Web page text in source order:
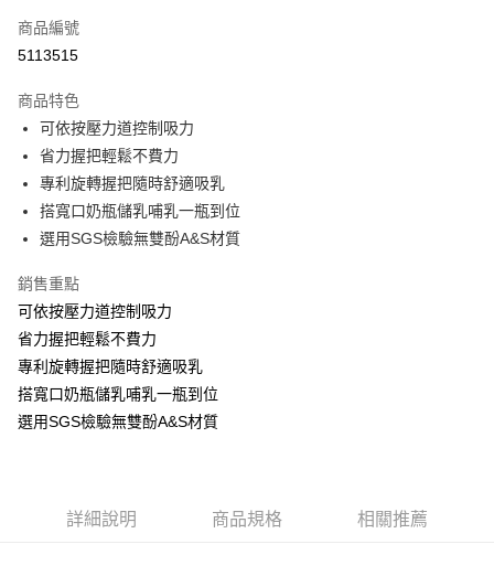
2.付款方式選擇「大哥付你分期」，訂單成立後會自動跳轉到大哥付的交易
流程，驗證手機門號後，選擇欲分期的期數、繳款截止日，確認付款後即完
3.實際核准額度、可分期數及費用金額請依後續交易確認頁面所載為準。
4.訂單成立30分鐘內，如未前往確認交易或遇審核未通過，訂單將自動取
消。如遇「轉專審核」未通過狀況，表示未達大哥付你分期系統評分，恕無
法說明評估內容。
1.分期款項不併入電信帳單，「大哥付你分期」於每月結算日後寄送繳費提
醒簡訊。
2.透過簡訊連結打開帳單後，可選擇「超商條碼／台灣大直營門市／銀行轉
帳／街口支付／iPASS MONEY」等通路繳費。
【注意事項】
1.本服務係由「台灣大哥大股份有限公司」（以下簡稱本公司）所提供，讓
用戶於交易時，得透過本服務購買商品或服務，並由商店將買賣／分期付款
買賣價金債權讓與本公司後，依約使用本公司帳單繳交帳款。
2.基於同意付款使用「大哥付你分期」之契約關係目的，商店將以您的個人
資料（包含姓名、電話或地址）提供予台灣大哥大進項蒐集、處理及利用，
3.完整用戶服務條款，請詳閱以下連結：
相關說明
【關於「AFTEE先享後付」】
便利好安心！
１．簡單：不需註冊會員、不需綁卡、不需儲值。
２．便利：只要手機號碼，簡訊認證，即可結帳。
３．安心：先確認商品／服務後，再付款。
１．於結帳方式選擇「AFTEE先享後付」後，將跳轉至「AFTEE先享後付」
結帳頁面，進行簡訊認證並確認金額後，即可完成結帳。
３．收到繳費通知簡訊後14天內，點擊此簡訊中的連結，可透過四大超商／
※ 請注意：結帳手續完成當下不需立刻繳費，但若您需要取消訂單，請聯絡
購買商品的店家。未經商家同意取消之訂單仍視為有效，需透過AFTEE先享
後付繳納相關費用。
※ 交易是否成功請以「AFTEE先享後付 」之結帳頁面顯示為準，若有關於
是否繳費成功／繳費後需取消欲退款等相關疑問，請聯繫「AFTEE先享後付
客戶支援中心」https://netprotections.freshdesk.com/support/home
權轉讓予恩沛科技股份有限公司。
相關說明
「Hami Point」為中華電信所提供之點數服務，可於會員專區綁定中華電信
會員帳號後，即可在購物車使用 Hami Point 折抵消費金額 (1點等於1元)。
ATM付款
付款後全家取貨
付款後萊爾富取貨
每筆NT$100，滿NT$1,000(含以上)免運費
付款後7-11取貨
每筆NT$100，滿NT$1,000(含以上)免運費
商品編號
5113515
商品特色
可依按壓力道控制吸力
省力握把輕鬆不費力
專利旋轉握把隨時舒適吸乳
搭寬口奶瓶儲乳哺乳一瓶到位
選用SGS檢驗無雙酚A&S材質
銷售重點
可依按壓力道控制吸力
省力握把輕鬆不費力
專利旋轉握把隨時舒適吸乳
搭寬口奶瓶儲乳哺乳一瓶到位
選用SGS檢驗無雙酚A&S材質
詳細說明 商品規格 相關推薦